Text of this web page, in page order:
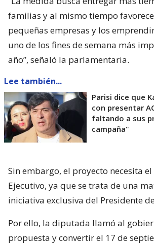
familias y al mismo tiempo
pequeñas empresas y los
uno de los fines de semana más
año”, señaló la parlamentaria.
Lee también...
Parisi dice que
con presentar
faltando a sus
campaña"
Sin embargo, el proyecto necesita
Ejecutivo, ya que se trata de una
iniciativa exclusiva del Presidente
Por ello, la diputada llamó al
propuesta y convertir el 17 de